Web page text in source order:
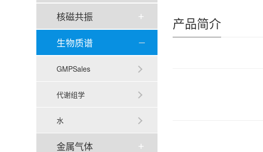
核磁共振
生物质谱
GMPSales
代谢组学
水
金属气体
产品简介